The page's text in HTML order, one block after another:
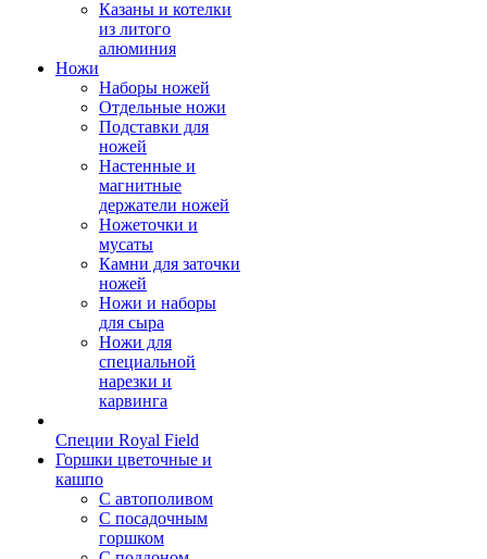
Казаны и котелки
из литого
алюминия
Ножи
Наборы ножей
Отдельные ножи
Подставки для
ножей
Настенные и
магнитные
держатели ножей
Ножеточки и
мусаты
Камни для заточки
ножей
Ножи и наборы
для сыра
Ножи для
специальной
нарезки и
карвинга
Специи Royal Field
Горшки цветочные и
кашпо
С автополивом
С посадочным
горшком